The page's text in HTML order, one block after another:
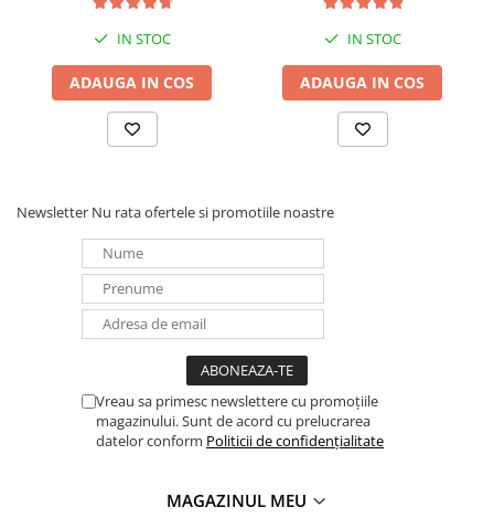
energiei electrice
Cabinete baterii
Acumulatori UPS
Drumetii / Camping
Frigidere portabile
Panouri portabile
Racire/Incalzire
Statii energie portabile
Intrerupatoare si prize
Dulapuri pentru cablare
IN STOC
ADAUGA IN COS
IN STOC
ADAUGA IN COS
Newsletter Nu rata ofertele si promotiile noastre
Vreau sa primesc newslettere cu promoțiile
magazinului. Sunt de acord cu prelucrarea
datelor conform Politicii de confidențialitate
MAGAZINUL MEU